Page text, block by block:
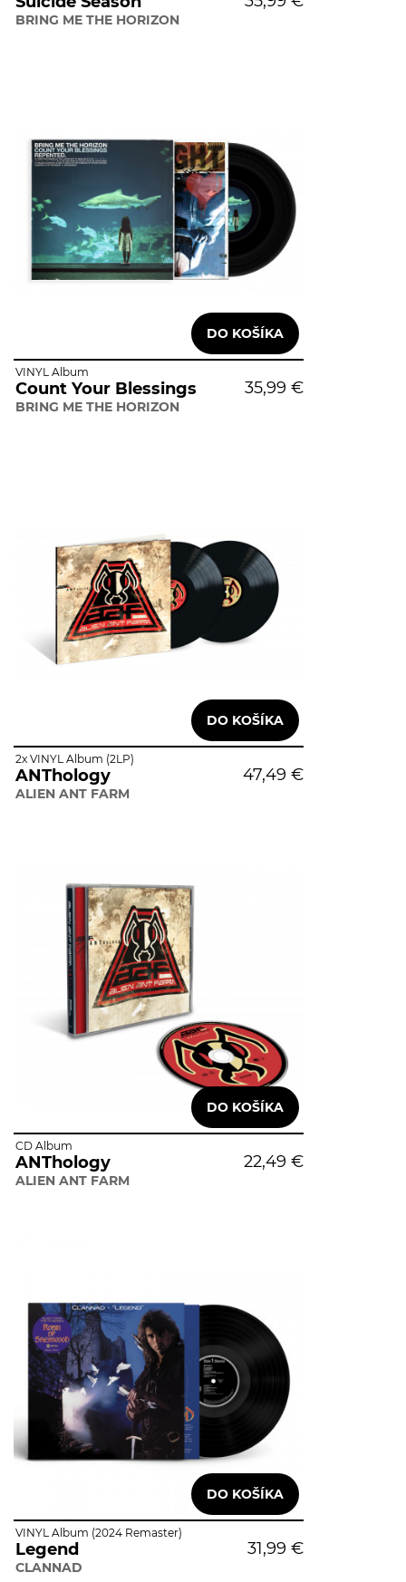
BRING ME THE HORIZON
35,99 €
VINYL Album
Count Your Blessings
BRING ME THE HORIZON
47,49 €
2x VINYL Album (2LP)
ANThology
ALIEN ANT FARM
22,49 €
CD Album
ANThology
ALIEN ANT FARM
31,99 €
VINYL Album (2024 Remaster)
Legend
CLANNAD